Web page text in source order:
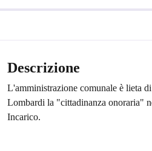
Descrizione
L'amministrazione comunale è lieta
Lombardi la "cittadinanza onoraria"
Incarico.